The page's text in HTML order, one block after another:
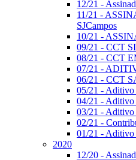
12/21 -
11/21 -
SJCampos
10/21 -
09/21 - CCT
08/21 - CCT
07/21 -
06/21 - CCT
05/21 -
04/21 -
03/21 -
02/21 -
01/21 -
2020
12/20 -